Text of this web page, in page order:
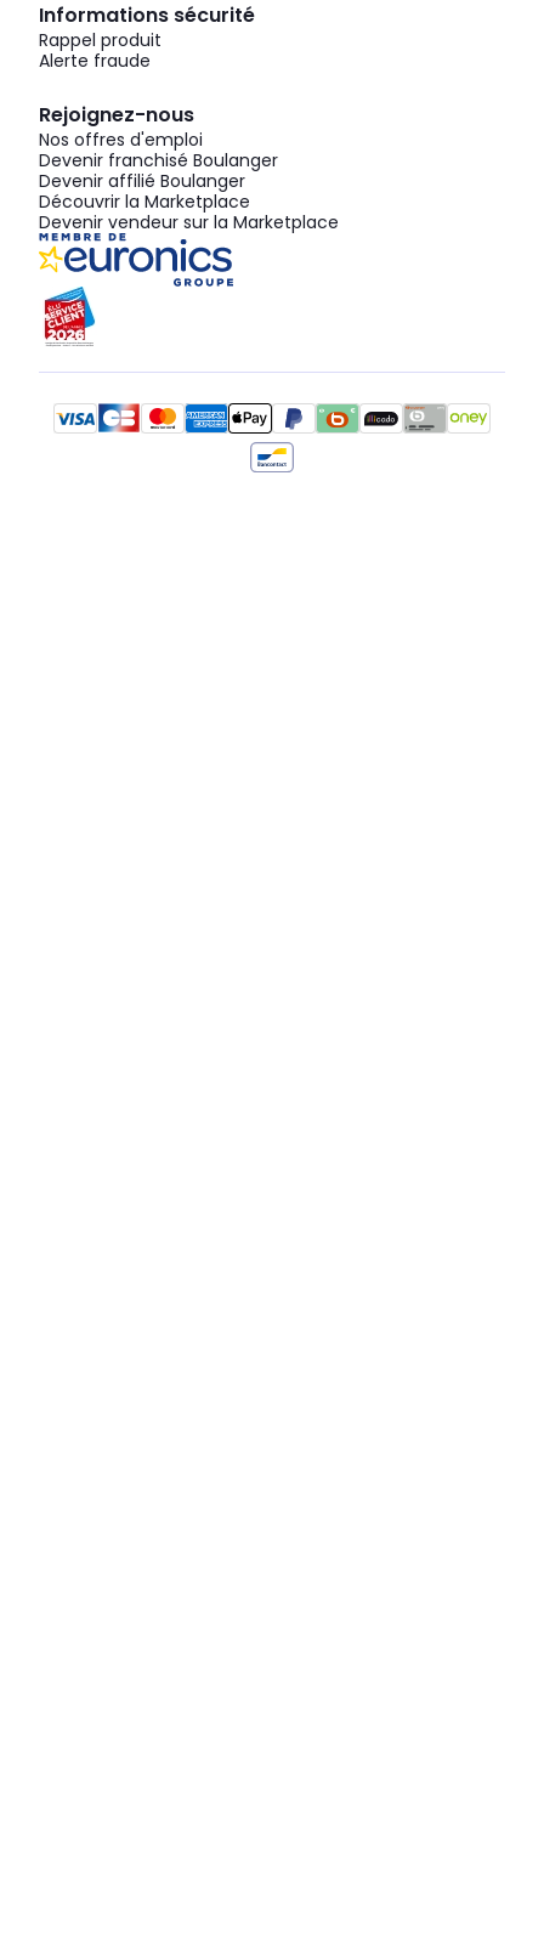
Informations sécurité
Rappel produit
Alerte fraude
Rejoignez-nous
Nos offres d'emploi
Devenir franchisé Boulanger
Devenir affilié Boulanger
Découvrir la Marketplace
Devenir vendeur sur la Marketplace